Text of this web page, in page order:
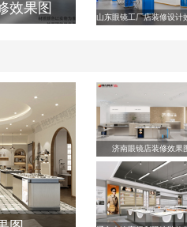
效果图
山东眼镜工厂店装修设计
济南眼镜店装修效果